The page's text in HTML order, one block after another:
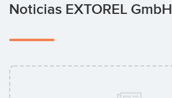
Noticias EXTOREL GmbH